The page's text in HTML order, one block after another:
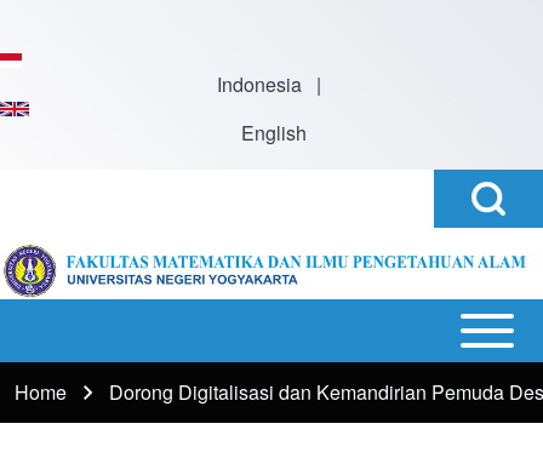
Indonesia |
English
Search
Block
navigation
Open or
Close
horizontal
Breadcrumb
Home Dorong Digitalisasi dan Kemandirian Pemuda